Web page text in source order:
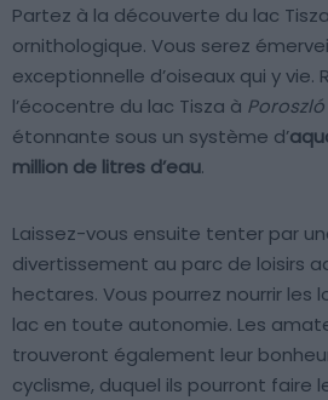
Partez à la découverte du lac
ornithologique. Vous serez
exceptionnelle d’oiseaux qui y vie.
l’écocentre du lac Tisza à Poroszló
étonnante sous un système d’
million de litres d’eau.
Laissez-vous ensuite tenter par
divertissement au parc de loisirs
hectares. Vous pourrez nourrir les
lac en toute autonomie. Les
trouveront également leur
cyclisme, duquel ils pourront faire